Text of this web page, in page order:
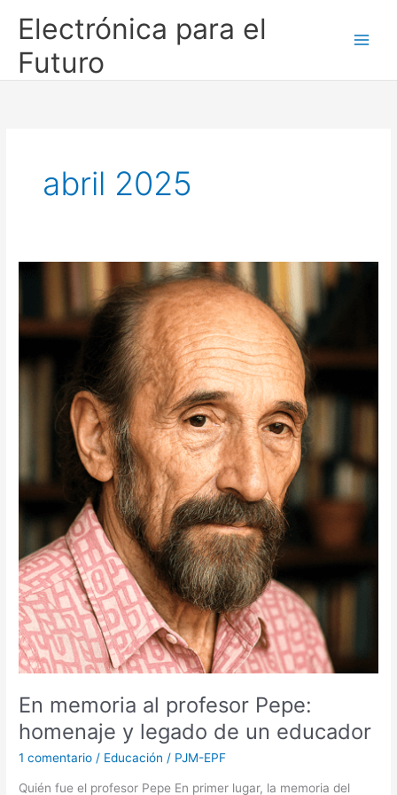
Electrónica para el
Futuro
abril 2025
En memoria al profesor Pepe:
homenaje y legado de un educador
1 comentario / Educación / PJM-EPF
Quién fue el profesor Pepe En primer lugar, la memoria del
En
profesor
homenaje
educador